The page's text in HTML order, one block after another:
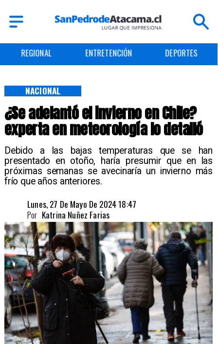
REGIONAL ENTRETENCIÓN DEPORTES
¿Se adelantó el invierno en Chile?
experta en meteorología lo detalló
Debido a las bajas temperaturas que se han
presentado en otoño, haría presumir que en las
próximas semanas se avecinaría un invierno más
frío que años anteriores.
NACIONAL
Lunes, 27 De Mayo De 2024 18:47
Katrina Nuñez Farias
Por